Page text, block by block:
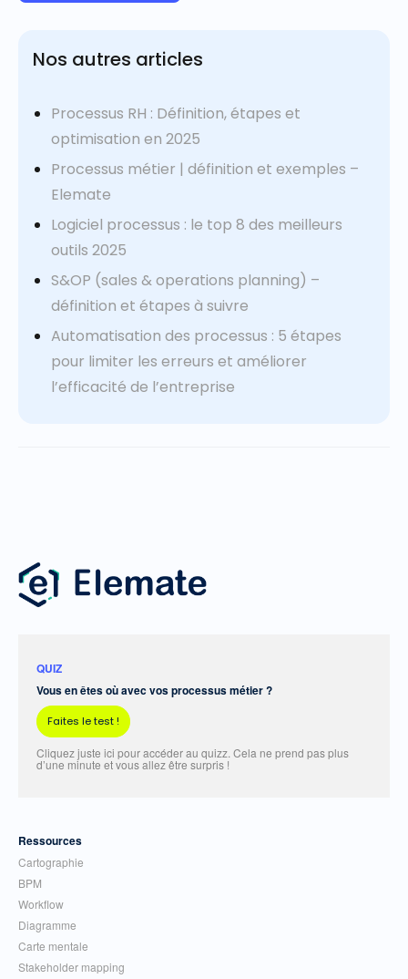
Nos autres articles
Processus RH : Définition, étapes et
optimisation en 2025
Processus métier | définition et exemples –
Elemate
Logiciel processus : le top 8 des meilleurs
outils 2025
S&OP (sales & operations planning) –
définition et étapes à suivre
Automatisation des processus : 5 étapes
pour limiter les erreurs et améliorer
l’efficacité de l’entreprise
QUIZ
Vous en êtes où avec vos processus métier ?
Faites le test !
Cliquez juste ici pour accéder au quizz. Cela ne prend pas plus
d’une minute et vous allez être surpris !
Ressources
Cartographie
BPM
Workflow
Diagramme
Carte mentale
Stakeholder mapping